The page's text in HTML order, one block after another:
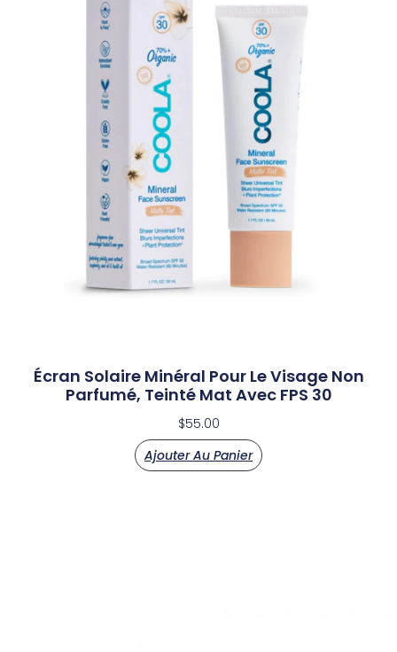
Écran Solaire Minéral Pour Le Visage Non
Parfumé, Teinté Mat Avec FPS 30
$55.00
Ajouter Au Panier